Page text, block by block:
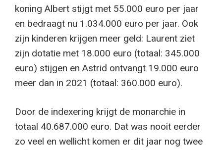
koning Albert stijgt met 55.000 euro per jaar
en bedraagt nu 1.034.000 euro per jaar. Ook
zijn kinderen krijgen meer geld: Laurent ziet
zijn dotatie met 18.000 euro (totaal: 345.000
euro) stijgen en Astrid ontvangt 19.000 euro
meer dan in 2021 (totaal: 360.000 euro).
Door de indexering krijgt de monarchie in
totaal 40.687.000 euro. Dat was nooit eerder
zo veel en wellicht komen er dit jaar nog twee